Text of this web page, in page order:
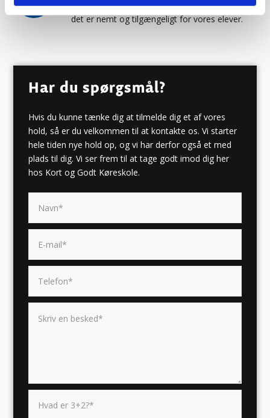
Har du spørgsmål?
Hvis du kunne tænke dig at tilmelde dig et af vores
hold, så er du velkommen til at kontakte os. Vi starter
hele tiden nye hold op, og vi har derfor også et med
plads til dig. Vi ser frem til at tage godt imod dig her
hos Kort og Godt Køreskole.​
Vores skole ligger tæt på Hillerød Station, så
det er nemt og tilgængeligt for vores elever.